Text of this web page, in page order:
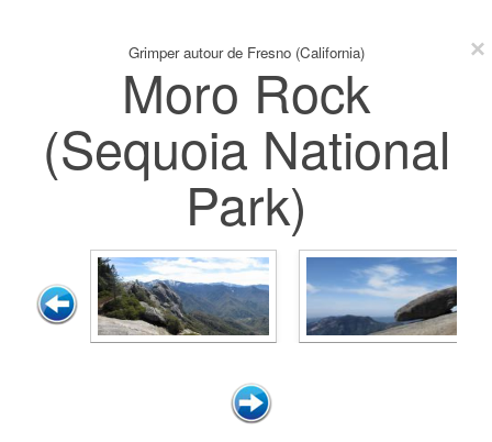
Grimper autour de Fresno (California)
Moro Rock
(Sequoia National
Park)